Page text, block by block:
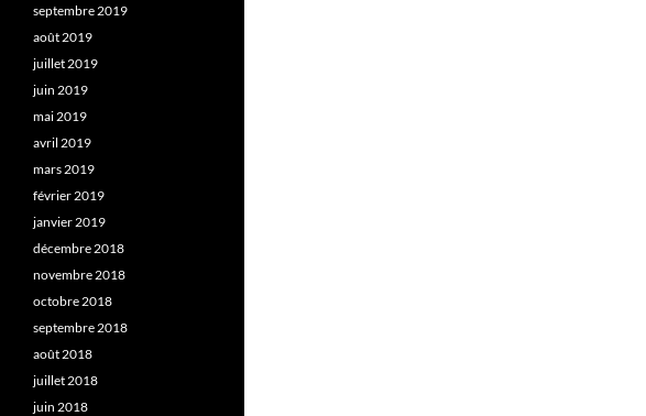
septembre 2019
août 2019
juillet 2019
juin 2019
mai 2019
avril 2019
mars 2019
février 2019
janvier 2019
décembre 2018
novembre 2018
octobre 2018
septembre 2018
août 2018
juillet 2018
juin 2018